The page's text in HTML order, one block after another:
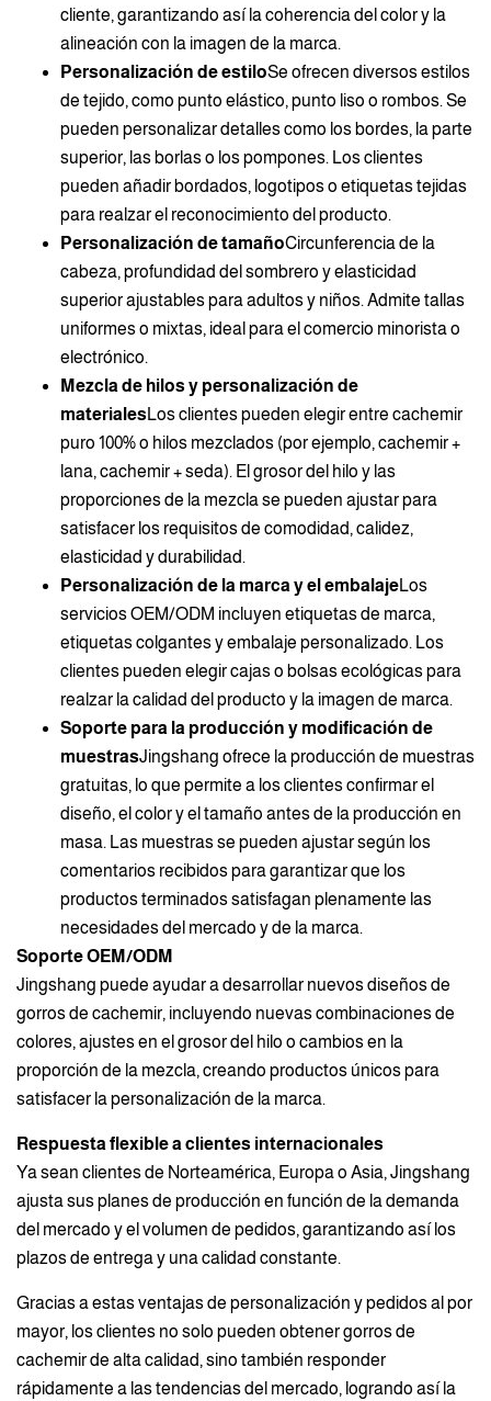
cliente, garantizando así la coherencia del color y la
alineación con la imagen de la marca.
Personalización de estiloSe ofrecen diversos estilos
de tejido, como punto elástico, punto liso o rombos. Se
pueden personalizar detalles como los bordes, la parte
superior, las borlas o los pompones. Los clientes
pueden añadir bordados, logotipos o etiquetas tejidas
para realzar el reconocimiento del producto.
Personalización de tamañoCircunferencia de la
cabeza, profundidad del sombrero y elasticidad
superior ajustables para adultos y niños. Admite tallas
uniformes o mixtas, ideal para el comercio minorista o
electrónico.
Mezcla de hilos y personalización de
materialesLos clientes pueden elegir entre cachemir
puro 100% o hilos mezclados (por ejemplo, cachemir +
lana, cachemir + seda). El grosor del hilo y las
proporciones de la mezcla se pueden ajustar para
satisfacer los requisitos de comodidad, calidez,
elasticidad y durabilidad.
Personalización de la marca y el embalajeLos
servicios OEM/ODM incluyen etiquetas de marca,
etiquetas colgantes y embalaje personalizado. Los
clientes pueden elegir cajas o bolsas ecológicas para
realzar la calidad del producto y la imagen de marca.
Soporte para la producción y modificación de
muestrasJingshang ofrece la producción de muestras
gratuitas, lo que permite a los clientes confirmar el
diseño, el color y el tamaño antes de la producción en
masa. Las muestras se pueden ajustar según los
comentarios recibidos para garantizar que los
productos terminados satisfagan plenamente las
necesidades del mercado y de la marca.
Soporte OEM/ODM
Jingshang puede ayudar a desarrollar nuevos diseños de
gorros de cachemir, incluyendo nuevas combinaciones de
colores, ajustes en el grosor del hilo o cambios en la
proporción de la mezcla, creando productos únicos para
satisfacer la personalización de la marca.
Respuesta flexible a clientes internacionales
Ya sean clientes de Norteamérica, Europa o Asia, Jingshang
ajusta sus planes de producción en función de la demanda
del mercado y el volumen de pedidos, garantizando así los
plazos de entrega y una calidad constante.
Gracias a estas ventajas de personalización y pedidos al por
mayor, los clientes no solo pueden obtener gorros de
cachemir de alta calidad, sino también responder
rápidamente a las tendencias del mercado, logrando así la